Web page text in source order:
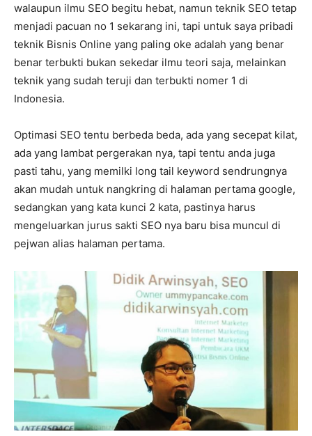
walaupun ilmu SEO begitu hebat, namun teknik SEO tetap
menjadi pacuan no 1 sekarang ini, tapi untuk saya pribadi
teknik Bisnis Online yang paling oke adalah yang benar
benar terbukti bukan sekedar ilmu teori saja, melainkan
teknik yang sudah teruji dan terbukti nomer 1 di
Indonesia.
Optimasi SEO tentu berbeda beda, ada yang secepat kilat,
ada yang lambat pergerakan nya, tapi tentu anda juga
pasti tahu, yang memilki long tail keyword sendrungnya
akan mudah untuk nangkring di halaman pertama google,
sedangkan yang kata kunci 2 kata, pastinya harus
mengeluarkan jurus sakti SEO nya baru bisa muncul di
pejwan alias halaman pertama.